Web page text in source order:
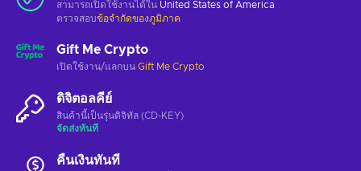
สามารถเปิดใช้งานได้ใน United States of America
ตรวจสอบข้อจำกัดของภูมิภาค
Gift Me Crypto
เปิดใช้งาน/แลกบน Gift Me Crypto
ดิจิตอลคีย์
สินค้านี้เป็นรุ่นดิจิทัล (CD-KEY)
จัดส่งทันที
คืนเงินทันที